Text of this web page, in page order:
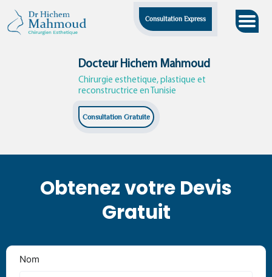
content
Consultation Express
Docteur Hichem Mahmoud
Chirurgie esthetique, plastique et
reconstructrice en Tunisie
Consultation Gratuite
Obtenez votre Devis
Gratuit